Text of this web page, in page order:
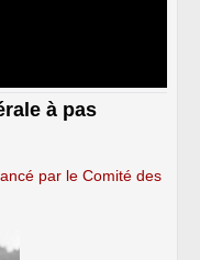
à pas
par le Comité des